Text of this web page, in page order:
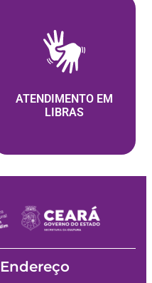
ATENDIMENTO EM
LIBRAS
Endereço